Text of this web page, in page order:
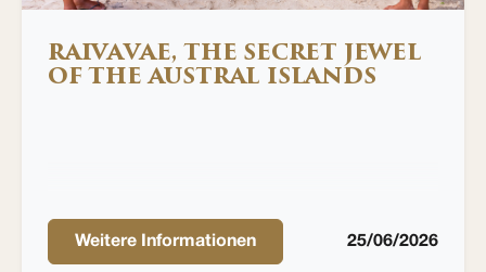
RAIVAVAE, THE SECRET JEWEL
OF THE AUSTRAL ISLANDS
Weitere Informationen 25/06/2026